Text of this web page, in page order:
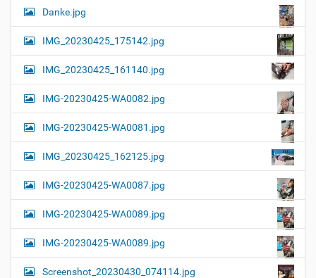
Danke.jpg
IMG_20230425_175142.jpg
IMG_20230425_161140.jpg
IMG-20230425-WA0082.jpg
IMG-20230425-WA0081.jpg
IMG_20230425_162125.jpg
IMG-20230425-WA0087.jpg
IMG-20230425-WA0089.jpg
IMG-20230425-WA0089.jpg
Screenshot_20230430_074114.jpg